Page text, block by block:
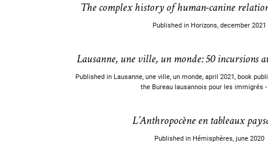
The complex history of human-canine
Published in Horizons, december 2021
Lausanne, une ville, un monde: 50 incursions
Published in Lausanne, une ville, un monde, april 2021, book
the Bureau lausannois pour les immigrés -
L’Anthropocène en tableaux
Published in Hémisphères, june 2020